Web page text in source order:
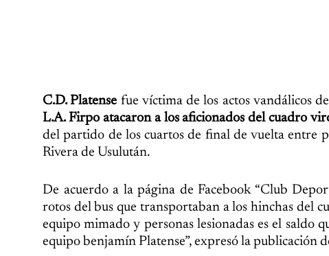
C.D. Platense fue víctima de los actos vandálicos
L.A. Firpo atacaron a los aficionados del cuadro
del partido de los cuartos de final de vuelta entre
Rivera de Usulután.
De acuerdo a la página de Facebook “Club
rotos del bus que transportaban a los hinchas del
equipo mimado y personas lesionadas es el saldo
equipo benjamín Platense”, expresó la publicación